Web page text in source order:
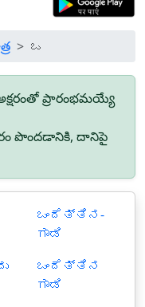
ಒ
ప్రారంభమయ్యే
పొందడానికి, దానిపై
ಒಂದೆತ್ತಿನ-
ಗಾಡಿ
ಒಂದೆತ್ತಿನ
ಗಾಡಿ